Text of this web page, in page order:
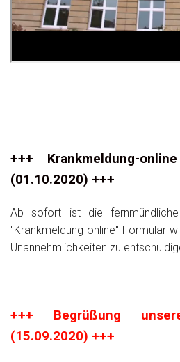
+++ Krankmeldung-
(01.10.2020) +++
Ab sofort ist die
"Krankmeldung-online"-Formular
Unannehmlichkeiten zu
+++ Begrüßung
(15.09.2020) +++